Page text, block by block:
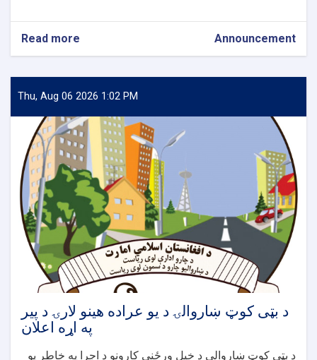
Read more
د
آباد
ښار
شهید
محمد
نعیم
مارکیټ
څخه
تر
مخابراتو
چوک
کاسه
برج
پوری
سیخداره
کانکریټی
ویالو
جوړولو
پروژی
اعلان
Announcement
Thu, Aug 06 2026 1:02 PM
د بټی کوټ ښاروالۍ د یو عراده هینو لارۍ د پیر
په اړه اعلان
د بټی کوټ ښاروالی د خپل ورځنی کارونو د اجرا په خاطر یو